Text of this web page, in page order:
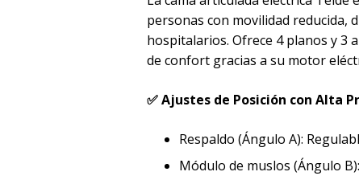
personas con movilidad reducida,
hospitalarios. Ofrece 4 planos y 3
de confort gracias a su motor
✅ Ajustes de Posición con Alta
Respaldo (Ángulo A):
Módulo de muslos (Ángulo